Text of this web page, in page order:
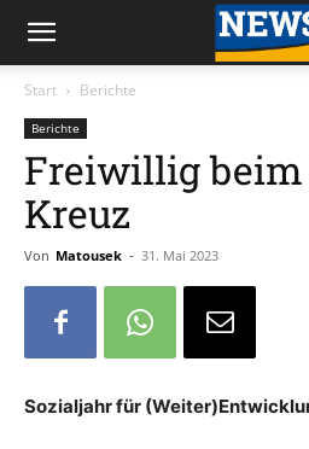
Start Berichte
Berichte
Freiwillig beim
Kreuz
Von Matousek - 31. Mai 2023
Sozialjahr für